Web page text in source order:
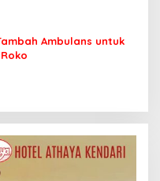
Ambulans untuk